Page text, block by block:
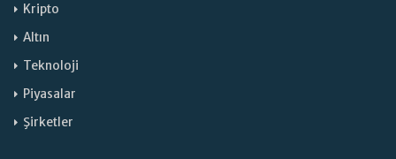
Kripto
Altın
Teknoloji
Piyasalar
Şirketler